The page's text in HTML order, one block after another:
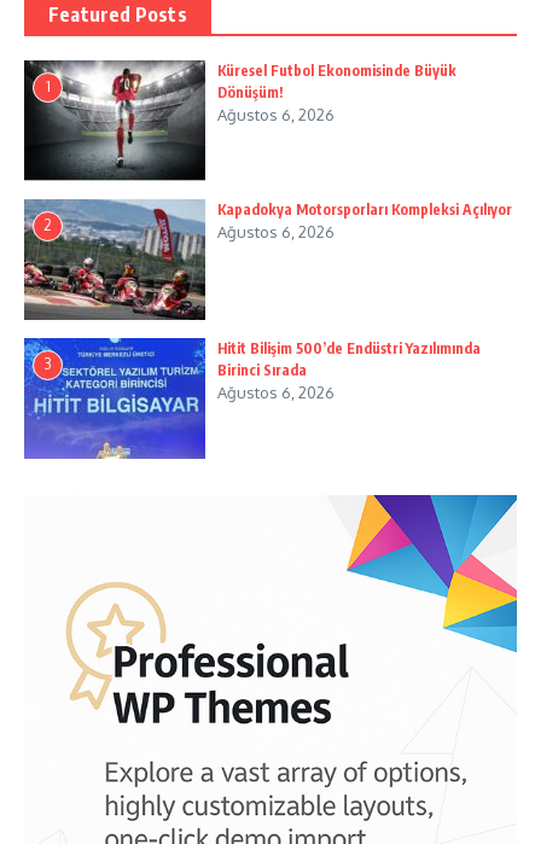
Featured Posts
1
Küresel Futbol Ekonomisinde Büyük
Dönüşüm!
Ağustos 6, 2026
2
Kapadokya Motorsporları Kompleksi Açılıyor
Ağustos 6, 2026
3
Hitit Bilişim 500’de Endüstri Yazılımında
Birinci Sırada
Ağustos 6, 2026